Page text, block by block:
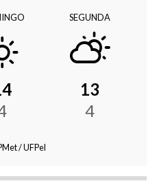
SEGUNDA
13
4
/ UFPel